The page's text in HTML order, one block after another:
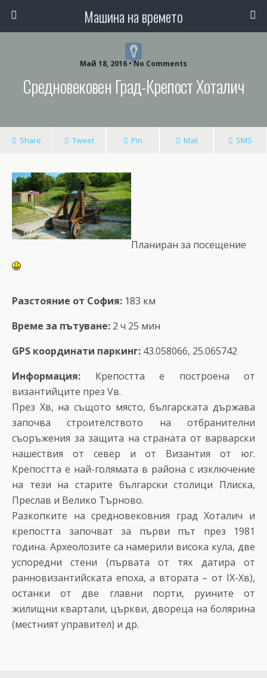
Машина на времето
Май 18, 2016 • No Comments
Средновековен Град-Крепост Хоталич
Share Tweet Pin Mail SMS
Планиран за посещение
Разстояние от София: 183 км
Време за пътуване: 2 ч 25 мин
GPS координати паркинг: 43.058066, 25.065742
Информация: Крепостта е построена от
византийците през Vв.
През Хв, на същото място, българската държава
започва строителството на отбранителни
съоръжения за защита на страната от варварски
нашествия от север и от Византия от юг.
Крепостта е най-голямата в района с изключение
на тези на старите български столици Плиска,
Преслав и Велико Търново.
Разкопките на средновековния град Хоталич и
крепостта започват за първи път през 1981
година. Археолозите са намерили висока кула, две
успоредни стени (първата от тях датира от
ранновизантийската епоха, а втората – от IX-Xв),
останки от две главни порти, руините от
жилищни квартали, църкви, двореца на болярина
(местният управител) и др.